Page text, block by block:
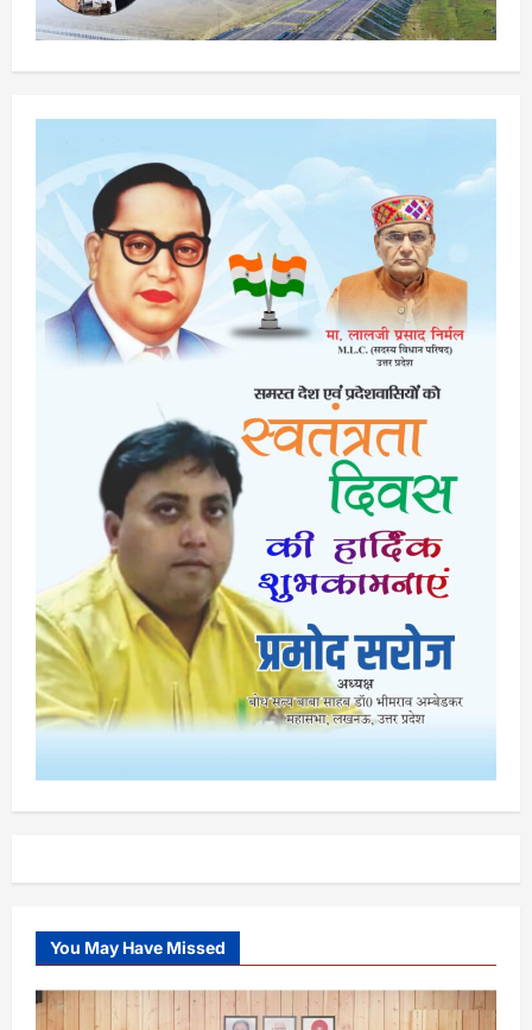
You May Have Missed